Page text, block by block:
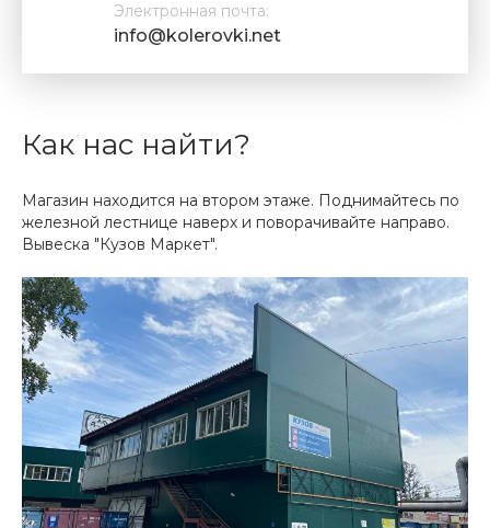
Электронная почта:
info@kolerovki.net
Как нас найти?
Магазин находится на втором этаже. Поднимайтесь по
железной лестнице наверх и поворачивайте направо.
Вывеска "Кузов Маркет".